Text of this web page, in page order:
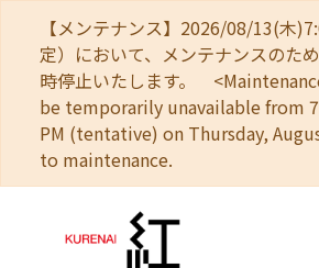
【メンテナンス】2026/08/13(木
定）において、メンテナンスのた
時停止いたします。
be temporarily unavailable from
PM (tentative) on Thursday,
to maintenance.